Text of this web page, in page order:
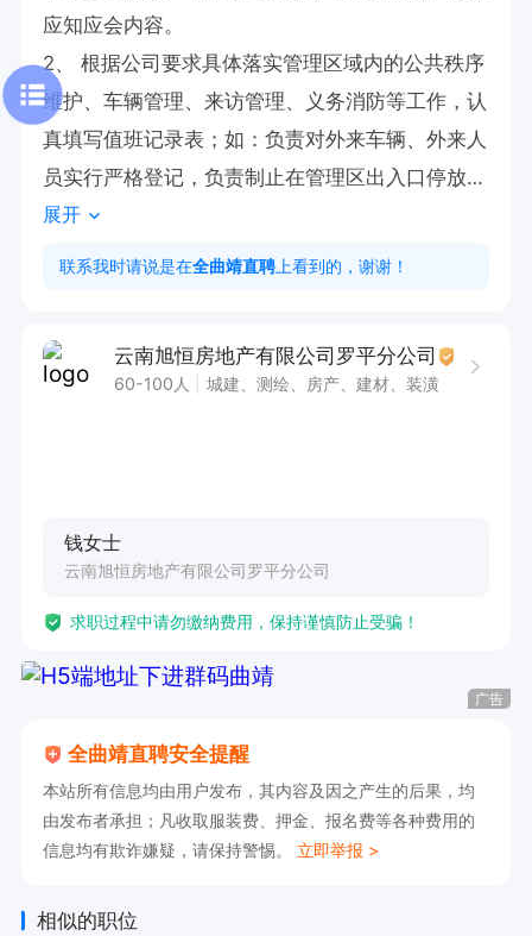
应知应会内容。
2、 根据公司要求具体落实管理区域内的公共秩序
维护、车辆管理、来访管理、义务消防等工作，认
真填写值班记录表；如：负责对外来车辆、外来人
员实行严格登记，负责制止在管理区出入口停放非
机动车、机动车及摆卖、乞讨，保持出入口畅通；
负责按规定巡查，并检查消防器材、消防通道、消
4、 负责做好管理辖区内的人员活动情况，发现推
等；
任职要求：
2、吃苦耐劳，责任心强，退伍军人等条件优秀者
可适当放宽条件。
注：两班倒。免费提供食宿。
展开
联系我时请说是在全曲靖直聘 上看到的，谢谢！
云南旭恒房地产有限公司罗平分公司
60-100人 城建、测绘、房产、建材、装潢
钱女士
云南旭恒房地产有限公司罗平分公司
求职过程中请勿缴纳费用，保持谨慎防止受骗！
广告
全曲靖直聘安全提醒
本站所有信息均由用户发布，其内容及因之产生的后果，均
由发布者承担；凡收取服装费、押金、报名费等各种费用的
信息均有欺诈嫌疑，请保持警惕。 立即举报 >
相似的职位